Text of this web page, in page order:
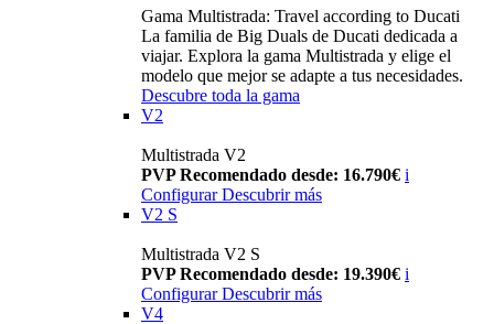
Gama Multistrada: Travel according to Ducati
La familia de Big Duals de Ducati dedicada a
viajar. Explora la gama Multistrada y elige el
modelo que mejor se adapte a tus necesidades.
Descubre toda la gama
V2
Multistrada V2
PVP Recomendado desde: 16.790€ i
Configurar Descubrir más
V2 S
Multistrada V2 S
PVP Recomendado desde: 19.390€ i
Configurar Descubrir más
V4